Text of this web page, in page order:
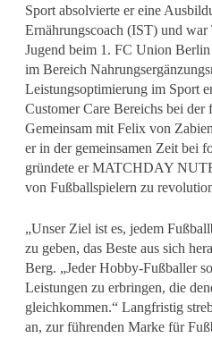
Sport absolvierte er eine
Ernährungscoach (IST) und war
Jugend beim 1. FC Union Berlin
im Bereich
Leistungsoptimierung im Sport
Customer Care Bereichs bei
Gemeinsam mit Felix von
er in der gemeinsamen Zeit bei
gründete er MATCHDAY
von Fußballspielern zu
„Unser Ziel ist es, jedem
zu geben, das Beste aus sich
Berg. „Jeder Hobby-Fußballer
Leistungen zu erbringen, die
gleichkommen.“ Langfristig
an, zur führenden Marke für